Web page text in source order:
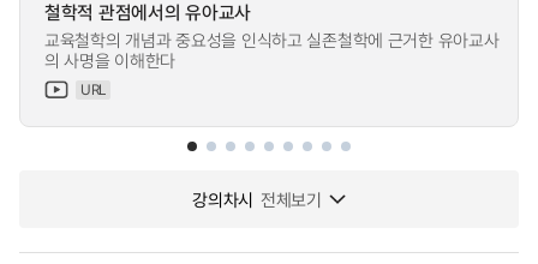
철학적 관점에서의 유아교사
교육철학의 개념과 중요성을 인식하고 실존철학에 근거한 유아교사
의 사명을 이해한다
URL
강의차시 전체보기